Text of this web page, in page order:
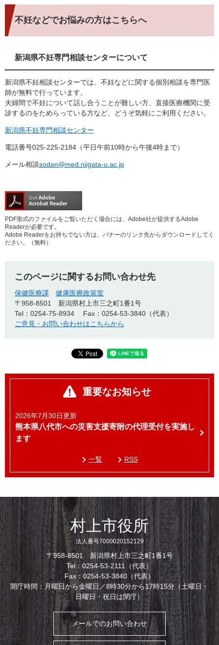
不妊などでお悩みの方はこちらへ
新潟県不妊専門相談センターについて
新潟県不妊相談センターでは、不妊などに関する個別相談を専門医
師が無料で行っています。
夫婦間で不妊について話し合うことが難しい方、直接医療機関に受
診するのをためらっている方など、どうぞ気軽にご利用ください。
新潟県不妊専門相談センター
電話番号025-225-2184（平日午前10時から午後4時まで）
メール相談sodan@med.niigata-u.ac.jp
PDF形式のファイルをご覧いただく場合には、Adobe社が提供するAdobe
Readerが必要です。
Adobe Readerをお持ちでない方は、バナーのリンク先からダウンロードしてく
ださい。（無料）
このページに関するお問い合わせ先
保健医療課
健康医療政策室
〒958-8501
新潟県村上市三之町1番1号
Tel：0254-75-8934
Fax：0254-53-3840（代表）
ご意見・お問い合わせはこちらから
重要なお知らせ
2026年7月30日更新
熊本県八代市への災害支援寄附の代理受付を実施し
ます
一覧 RSS
村上市役所
法人番号7000020152129
〒958-8501 新潟県村上市三之町1番1号
Tel：0254-53-2111（代表）
Fax：0254-53-3840（代表）
開庁時間：月曜日から金曜日／8時30分から17時15分（土曜日・
日曜日・祝日は閉庁）
メールでのお問い合わせ